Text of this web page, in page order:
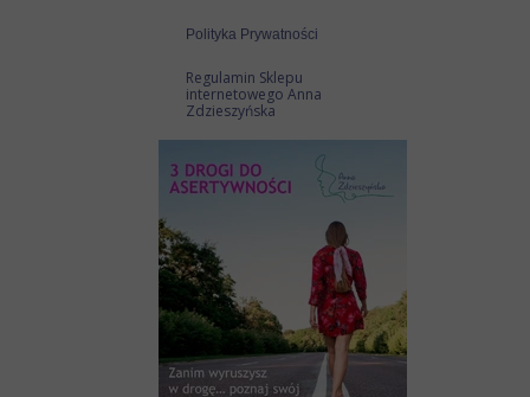
Polityka Prywatności
Regulamin Sklepu
internetowego Anna
Zdzieszyńska